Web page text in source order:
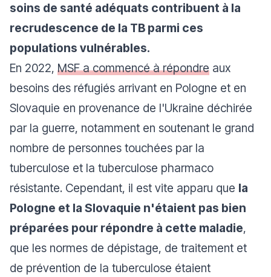
soins de santé adéquats contribuent à la
recrudescence de la TB parmi ces
populations vulnérables.
En 2022, MSF a commencé à répondre aux
besoins des réfugiés arrivant en Pologne et en
Slovaquie en provenance de l'Ukraine déchirée
par la guerre, notamment en soutenant le grand
nombre de personnes touchées par la
tuberculose et la tuberculose pharmaco
résistante. Cependant, il est vite apparu que la
Pologne et la Slovaquie n'étaient pas bien
préparées pour répondre à cette maladie,
que les normes de dépistage, de traitement et
de prévention de la tuberculose étaient